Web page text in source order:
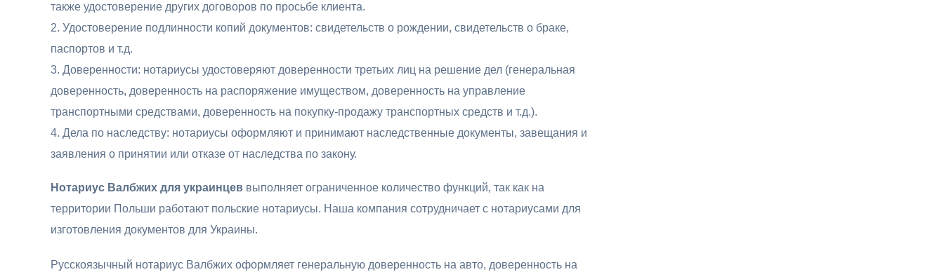
также удостоверение других договоров по просьбе клиента.
Удостоверение подлинности копий документов: свидетельств о рождении, свидетельств о браке,
паспортов и т.д.
Доверенности: нотариусы удостоверяют доверенности третьих лиц на решение дел (генеральная
доверенность, доверенность на распоряжение имуществом, доверенность на управление
транспортными средствами, доверенность на покупку-продажу транспортных средств и т.д.).
Дела по наследству: нотариусы оформляют и принимают наследственные документы, завещания и
заявления о принятии или отказе от наследства по закону.
Нотариус Валбжих для украинцев выполняет ограниченное количество функций, так как на
территории Польши работают польские нотариусы. Наша компания сотрудничает с нотариусами для
изготовления документов для Украины.
Русскоязычный нотариус Валбжих оформляет генеральную доверенность на авто, доверенность на